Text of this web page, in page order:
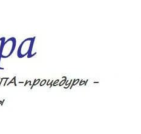
фитнес, спа-процедуры